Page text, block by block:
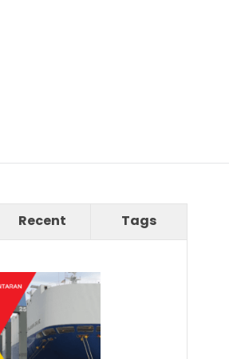
Recent Tags